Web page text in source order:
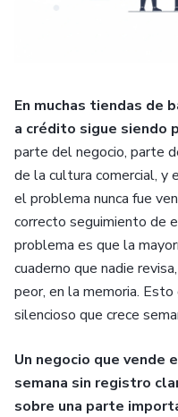
En muchas tiendas de
a crédito sigue siendo
parte del negocio, parte
de la cultura comercial, y
el problema nunca fue
correcto seguimiento de
problema es que la
cuaderno que nadie
peor, en la memoria. Esto
silencioso que crece
Un negocio que vende
semana sin registro
sobre una parte